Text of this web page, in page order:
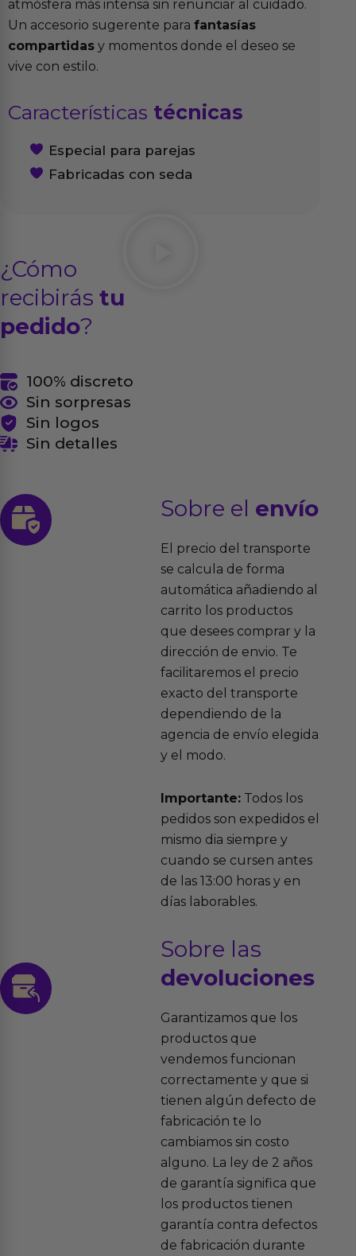
atmósfera más intensa sin renunciar al cuidado.
Un accesorio sugerente para fantasías
compartidas y momentos donde el deseo se
vive con estilo.
Características técnicas
Especial para parejas
Fabricadas con seda
¿Cómo
recibirás tu
pedido?
100% discreto
Sin sorpresas
Sin logos
Sin detalles
Sobre el envío
El precio del transporte
se calcula de forma
automática añadiendo al
carrito los productos
que desees comprar y la
dirección de envio. Te
facilitaremos el precio
exacto del transporte
dependiendo de la
agencia de envío elegida
y el modo.
Importante:Todos los
pedidos son expedidos el
mismo dia siempre y
cuando se cursen antes
de las 13:00 horas y en
días laborables.
Sobre las
devoluciones
Garantizamos que los
productos que
vendemos funcionan
correctamente y que si
tienen algún defecto de
fabricación te lo
cambiamos sin costo
alguno. La ley de 2 años
de garantía significa que
los productos tienen
garantía contra defectos
de fabricación durante